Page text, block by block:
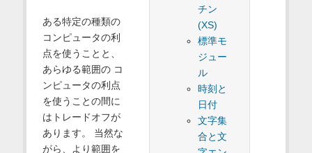
チン
(XS)
標準モ
ジュー
ル
時刻と
日付
文字集
合と文
ある特定の種類の
コンピュータの利
点を使うことと、
あらゆる範囲の コ
ンピュータの利点
を使うことの間に
はトレードオフが
あります。 当然な
がら、より範囲を